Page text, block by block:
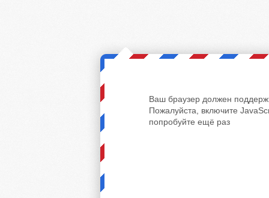
Ваш браузер должен
Пожалуйста, включите
попробуйте ещё раз